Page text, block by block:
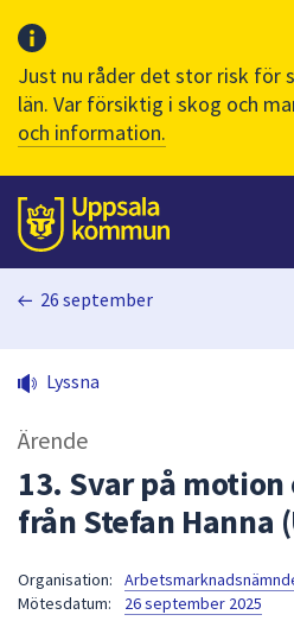
Just nu råder det stor risk för
län. Var försiktig i skog och
och information.
Till sidans
huvudinnehåll
26 september
Lyssna
Ärende
13. Svar på
från Stefan Hanna
Organisation:
Mötesdatum:
26 september 2025